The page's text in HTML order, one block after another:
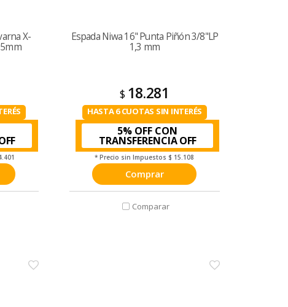
X-
Espada Niwa 16" Punta Piñón 3/8"LP
1,3 mm
$ 18.281
HASTA 6 CUOTAS SIN INTERÉS
5% OFF CON
TRANSFERENCIA
* Precio sin Impuestos $ 15.108
Comprar